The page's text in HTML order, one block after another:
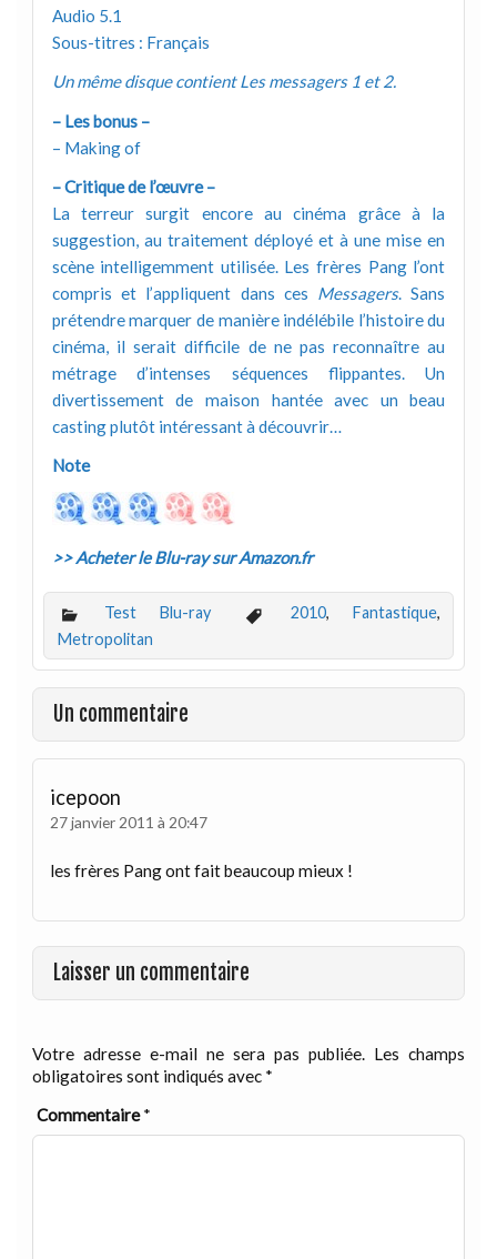
Audio 5.1
Sous-titres : Français
Un même disque contient Les messagers 1 et 2.
– Les bonus –
– Making of
– Critique de l’œuvre –
La terreur surgit encore au cinéma grâce à la
suggestion, au traitement déployé et à une mise en
scène intelligemment utilisée. Les frères Pang l’ont
compris et l’appliquent dans ces Messagers. Sans
prétendre marquer de manière indélébile l’histoire du
cinéma, il serait difficile de ne pas reconnaître au
métrage d’intenses séquences flippantes. Un
divertissement de maison hantée avec un beau
casting plutôt intéressant à découvrir…
Note
>> Acheter le Blu-ray sur Amazon.fr
Test Blu-ray 2010, Fantastique,
Metropolitan
Un commentaire
icepoon
27 janvier 2011 à 20:47
les frères Pang ont fait beaucoup mieux !
Laisser un commentaire
Votre adresse e-mail ne sera pas publiée. Les champs
obligatoires sont indiqués avec *
Commentaire*